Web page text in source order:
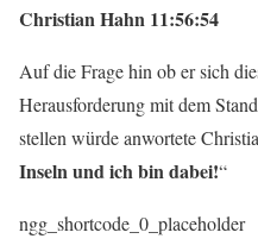
Christian Hahn 11:56:54
Auf die Frage hin ob er sich
Herausforderung mit dem
stellen würde anwortete
Inseln und ich bin dabei!“
ngg_shortcode_0_placeholder